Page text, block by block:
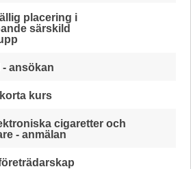
placering i
särskild
ansökan
kurs
cigaretter och
- anmälan